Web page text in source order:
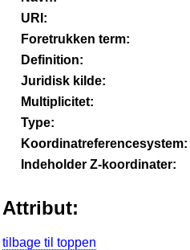
URI:
Foretrukken term:
Definition:
Juridisk kilde:
Multiplicitet:
Type:
Koordinatreferencesystem:
Indeholder Z-koordinater:
Attribut:
tilbage til toppen